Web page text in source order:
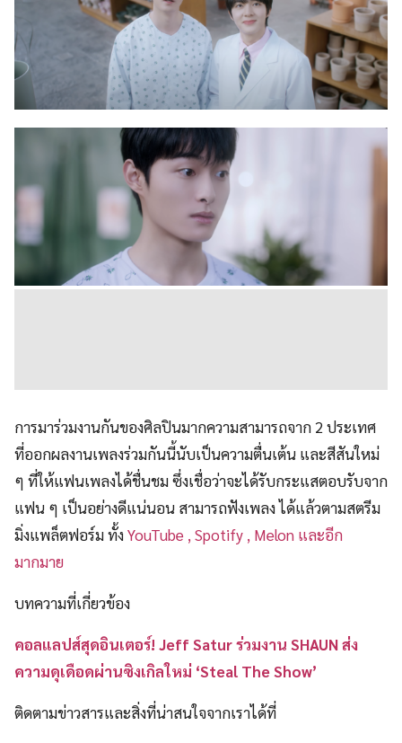
การมาร่วมงานกันของศิลปินมากความสามารถจาก 2 ประเทศ
ที่ออกผลงานเพลงร่วมกันนี้นับเป็นความตื่นเต้น และสีสันใหม่
ๆ ที่ให้แฟนเพลงได้ชื่นชม ซึ่งเชื่อว่าจะได้รับกระแสตอบรับจาก
แฟน ๆ เป็นอย่างดีแน่นอน สามารถฟังเพลง ได้แล้วตามสตรีม
มิ่งแพล็ตฟอร์ม ทั้ง
บทความที่เกี่ยวข้อง
คอลแลปส์สุดอินเตอร์! Jeff Satur ร่วมงาน SHAUN ส่ง